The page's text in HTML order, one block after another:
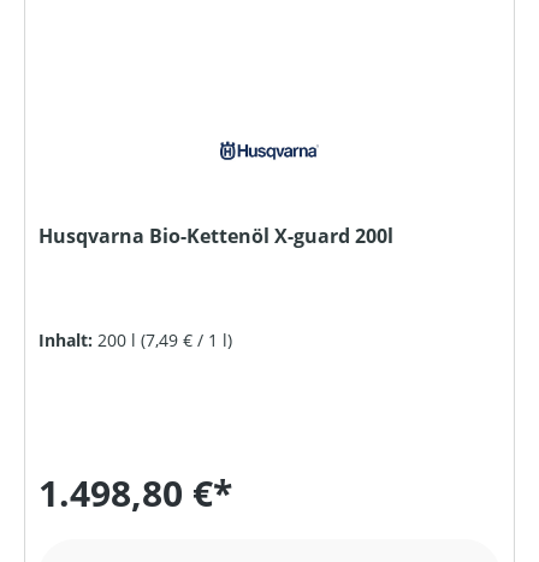
Husqvarna Bio-Kettenöl X-guard 200l
Inhalt: 200 l (7,49 € / 1 l)
1.498,80 €*